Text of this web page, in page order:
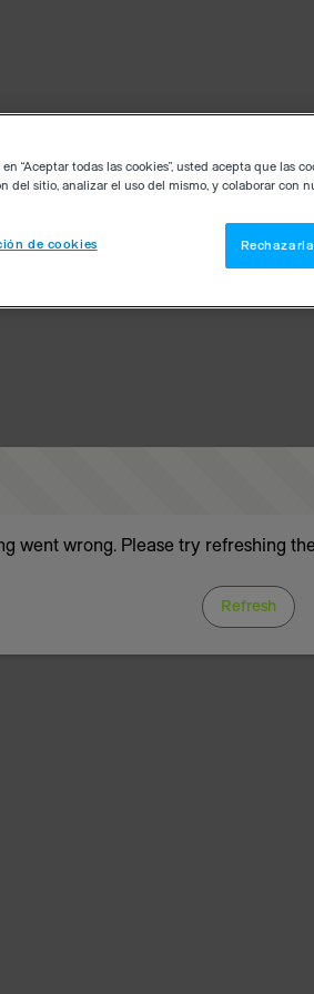
went wrong. Please try refreshing
Refresh
“Aceptar todas las cookies”, usted acepta que las
del sitio, analizar el uso del mismo, y colaborar con
de cookies